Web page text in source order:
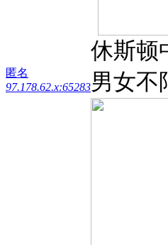
匿名
97.178.62.x:65283
休斯顿
男女不